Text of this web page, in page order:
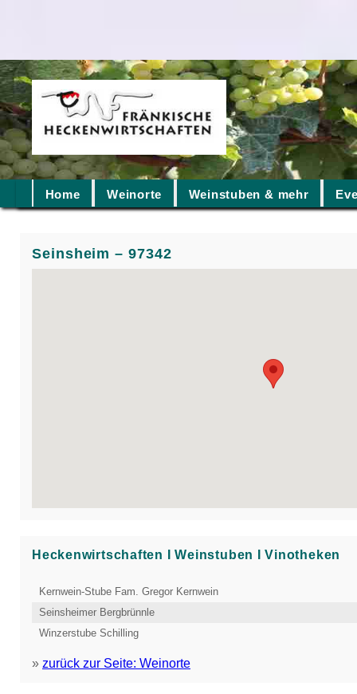
Home Weinorte Weinstuben & mehr
Seinsheim – 97342
Heckenwirtschaften Ι Weinstuben Ι Vinotheken
Kernwein-Stube Fam. Gregor Kernwein
Seinsheimer Bergbrünnle
Winzerstube Schilling
» zurück zur Seite: Weinorte